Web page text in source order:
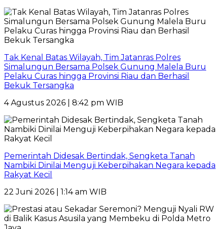
Tak Kenal Batas Wilayah, Tim Jatanras Polres
Simalungun Bersama Polsek Gunung Malela Buru
Pelaku Curas hingga Provinsi Riau dan Berhasil
Bekuk Tersangka
4 Agustus 2026 | 8:42 pm WIB
Pemerintah Didesak Bertindak, Sengketa Tanah
Nambiki Dinilai Menguji Keberpihakan Negara kepada
Rakyat Kecil
22 Juni 2026 | 1:14 am WIB